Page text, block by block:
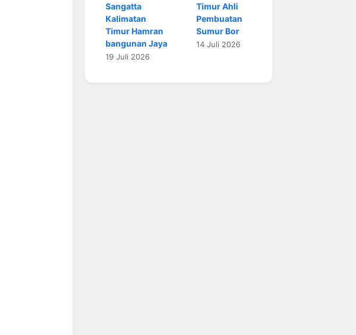
Sangatta
Kalimatan
Timur Hamran
bangunan Jaya
19 Juli 2026
Timur Ahli
Pembuatan
Sumur Bor
14 Juli 2026